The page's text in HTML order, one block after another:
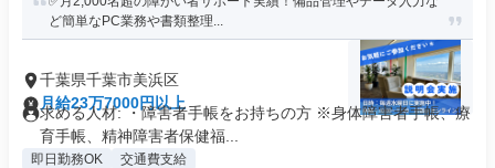
ど簡単なPC業務や書類整理...
千葉県千葉市美浜区
月給23万7000円以上
求める人材: ・障害者手帳をお持ちの方 ※身体障害者手帳、療
育手帳、精神障害者保健福...
即日勤務OK 交通費支給